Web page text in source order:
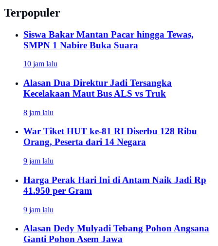
Terpopuler
Siswa Bakar Mantan Pacar hingga Tewas,
SMPN 1 Nabire Buka Suara
10 jam lalu
Alasan Dua Direktur Jadi Tersangka
Kecelakaan Maut Bus ALS vs Truk
8 jam lalu
War Tiket HUT ke-81 RI Diserbu 128 Ribu
Orang, Peserta dari 14 Negara
9 jam lalu
Harga Perak Hari Ini di Antam Naik Jadi Rp
41.950 per Gram
9 jam lalu
Alasan Dedy Mulyadi Tebang Pohon Angsana
Ganti Pohon Asem Jawa